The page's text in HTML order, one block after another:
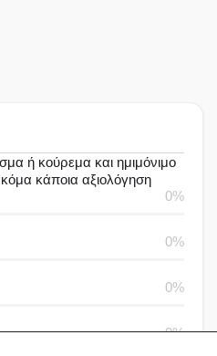
ή κούρεμα και ημιμόνιμο
κάποια αξιολόγηση
0%
0%
0%
0%